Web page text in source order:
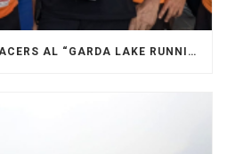
GRANDE FESTA DEI PACERS AL “GARDA LAKE RUNNING FESTIVAL”